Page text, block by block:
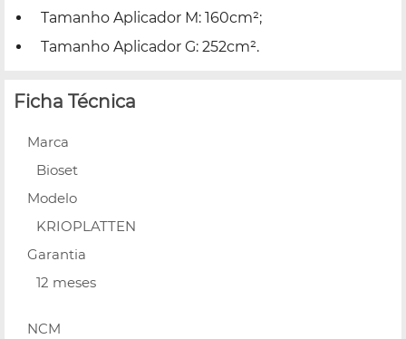
Tamanho Aplicador M: 160cm²;
Tamanho Aplicador G: 252cm².
Ficha Técnica
Marca
Bioset
Modelo
KRIOPLATTEN
Garantia
12 meses
NCM